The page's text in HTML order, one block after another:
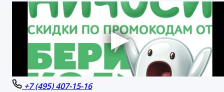
+7 (495) 407-15-16